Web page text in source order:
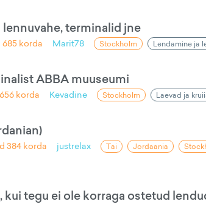
terminalid jne
685 korda Marit78 Stockholm Lendamine ja
ABBA muuseumi
656 korda Kevadine Stockholm Laevad ja
384 korda justrelax Tai Jordaania
kui tegu ei ole korraga ostetud